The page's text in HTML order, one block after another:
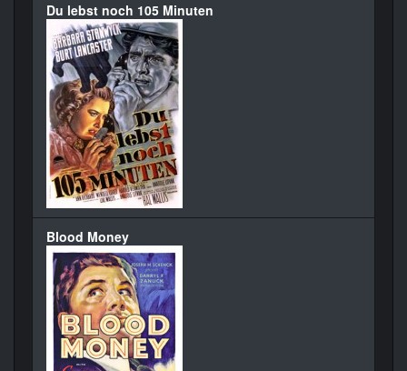
Du lebst noch 105 Minuten
Blood Money